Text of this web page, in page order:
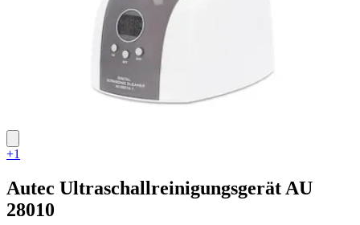
+1
Autec Ultraschallreinigungsgerät AU
28010